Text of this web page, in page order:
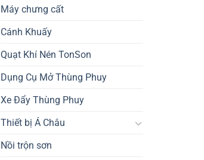
Máy chưng cất
Cánh Khuấy
Quạt Khí Nén TonSon
Dụng Cụ Mở Thùng Phuy
Xe Đẩy Thùng Phuy
Thiết bị Á Châu
Nồi trộn sơn